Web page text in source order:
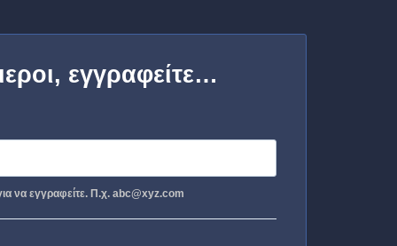
εγγραφείτε…
να εγγραφείτε. Π.χ. abc@xyz.com